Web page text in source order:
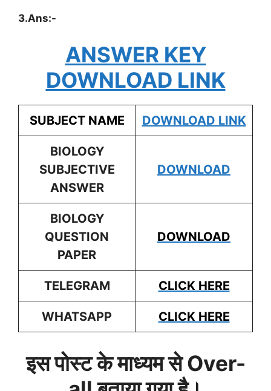
3.Ans:-
ANSWER KEY
DOWNLOAD LINK
SUBJECT NAME DOWNLOAD LINK
BIOLOGY
SUBJECTIVE
ANSWER
DOWNLOAD
BIOLOGY
QUESTION
PAPER
DOWNLOAD
TELEGRAM CLICK HERE
WHATSAPP CLICK HERE
इस पोस्ट के माध्यम से Over-